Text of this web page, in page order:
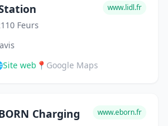
Feurs
www.lidl.fr
Site web 📍 Google Maps
Charging
www.eborn.fr